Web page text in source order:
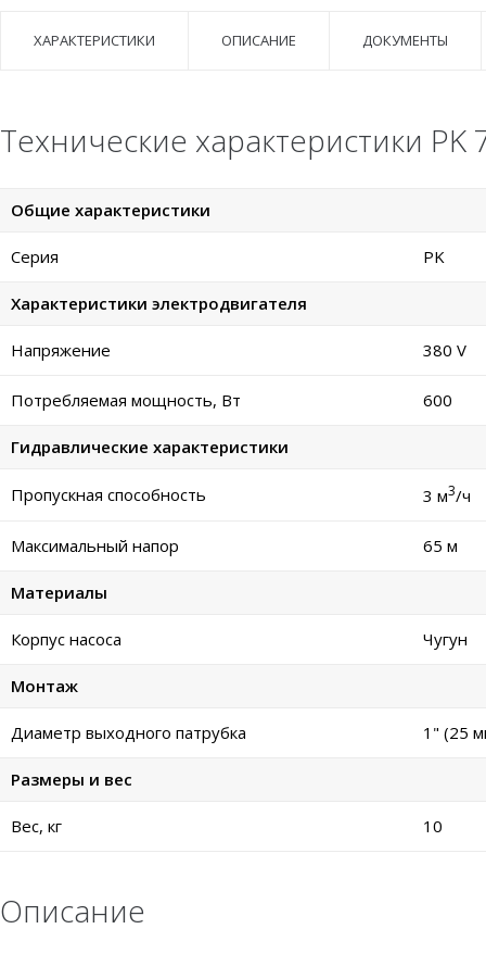
ХАРАКТЕРИСТИКИ ОПИСАНИЕ ДОКУМЕНТЫ
Технические характеристики PK
Общие характеристики
Серия PK
Характеристики электродвигателя
Напряжение 380 V
Потребляемая мощность, Вт 600
Гидравлические характеристики
Пропускная способность 3 м3/ч
Максимальный напор 65 м
Материалы
Корпус насоса Чугун
Монтаж
Диаметр выходного патрубка 1" (25
Размеры и вес
Вес, кг 10
Описание